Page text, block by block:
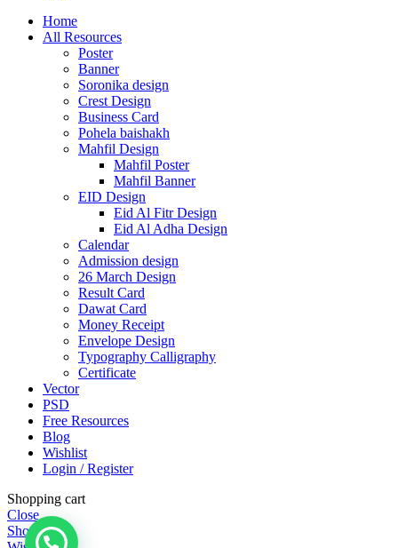
Home
All Resources
Poster
Banner
Soronika design
Crest Design
Business Card
Pohela baishakh
Mahfil Design
Mahfil Poster
Mahfil Banner
EID Design
Eid Al Fitr Design
Eid Al Adha Design
Calendar
Admission design
26 March Design
Result Card
Dawat Card
Money Receipt
Envelope Design
Typography Calligraphy
Certificate
Vector
PSD
Free Resources
Blog
Wishlist
Login / Register
Shopping cart
Close
Shop